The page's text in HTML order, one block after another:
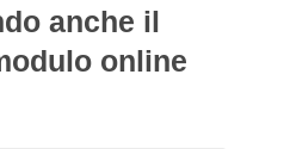
anche il
online